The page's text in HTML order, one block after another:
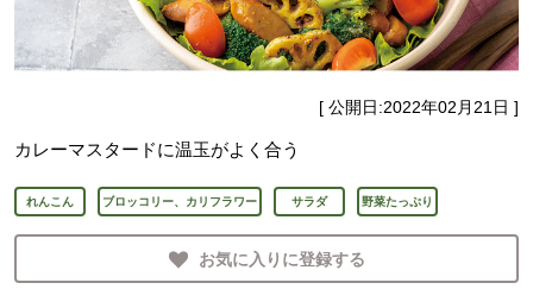
[ 公開日:2022年02月21日 ]
カレーマスタードに温玉がよく合う
れんこん ブロッコリー、カリフラワー サラダ 野菜たっぷり
お気に入りに登録する